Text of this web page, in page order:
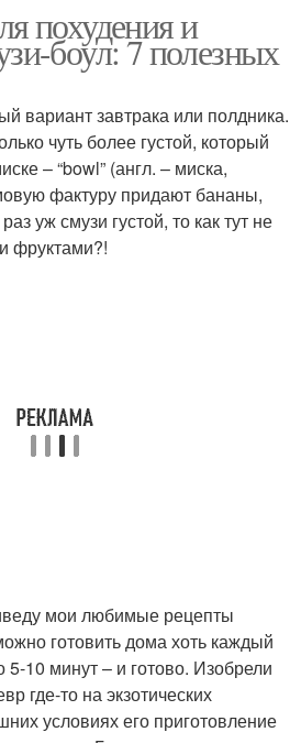
похудения и
боул: 7 полезных
вариант завтрака или полдника.
чуть более густой, который
– “bowl” (англ. – миска,
фактуру придают бананы,
уж смузи густой, то как тут не
фруктами?!
мои любимые рецепты
готовить дома хоть каждый
5-10 минут – и готово. Изобрели
где-то на экзотических
условиях его приготовление